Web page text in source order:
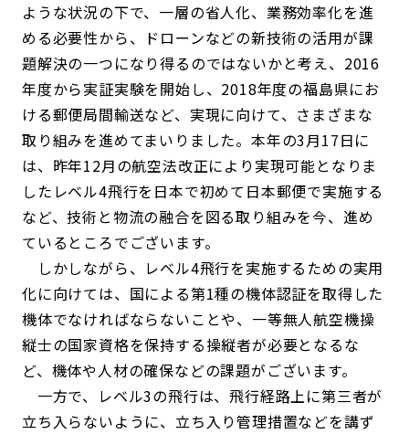
ような状況の下で、一層の省人化、業務効率化を進
める必要性から、ドローンなどの新技術の活用が課
題解決の一つになり得るのではないかと考え、2016
年度から実証実験を開始し、2018年度の福島県にお
ける郵便局間輸送など、実現に向けて、さまざまな
取り組みを進めてまいりました。本年の3月17日に
は、昨年12月の航空法改正により実現可能となりま
したレベル4飛行を日本で初めて日本郵便で実施する
など、技術と物流の融合を図る取り組みを今、進め
ているところでございます。
しかしながら、レベル4飛行を実施するための実用
化に向けては、国による第1種の機体認証を取得した
機体でなければならないことや、一等無人航空機操
縦士の国家資格を保持する操縦者が必要となるな
ど、機体や人材の確保などの課題がございます。
一方で、レベル3の飛行は、飛行経路上に第三者が
立ち入らないように、立ち入り管理措置などを講ず